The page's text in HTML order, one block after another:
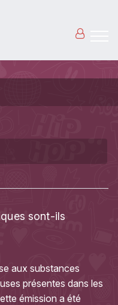
sont-ils
aux substances
présentes dans les
émission a été